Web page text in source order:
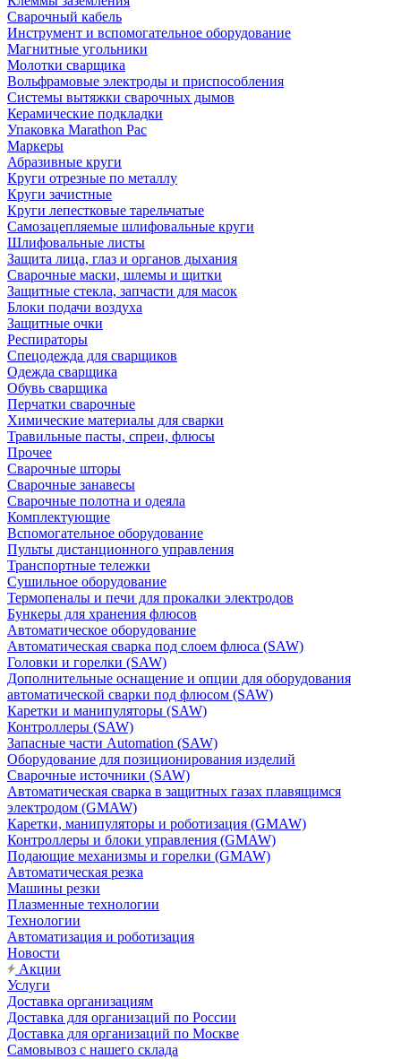
Сварочный кабель
Инструмент и вспомогательное оборудование
Магнитные угольники
Молотки сварщика
Вольфрамовые электроды и приспособления
Системы вытяжки сварочных дымов
Керамические подкладки
Упаковка Marathon Pac
Маркеры
Абразивные круги
Круги отрезные по металлу
Круги зачистные
Круги лепестковые тарельчатые
Самозацепляемые шлифовальные круги
Шлифовальные листы
Защита лица, глаз и органов дыхания
Сварочные маски, шлемы и щитки
Защитные стекла, запчасти для масок
Блоки подачи воздуха
Защитные очки
Респираторы
Спецодежда для сварщиков
Одежда сварщика
Обувь сварщика
Перчатки сварочные
Химические материалы для сварки
Травильные пасты, спреи, флюсы
Прочее
Сварочные шторы
Сварочные занавесы
Сварочные полотна и одеяла
Комплектующие
Вспомогательное оборудование
Пульты дистанционного управления
Транспортные тележки
Сушильное оборудование
Термопеналы и печи для прокалки электродов
Бункеры для хранения флюсов
Автоматическое оборудование
Автоматическая сварка под слоем флюса (SAW)
Головки и горелки (SAW)
Дополнительные оснащение и опции для оборудования
автоматической сварки под флюсом (SAW)
Каретки и манипуляторы (SAW)
Контроллеры (SAW)
Запасные части Automation (SAW)
Оборудование для позиционирования изделий
Сварочные источники (SAW)
Автоматическая сварка в защитных газах плавящимся
электродом (GMAW)
Каретки, манипуляторы и роботизация (GMAW)
Контроллеры и блоки управления (GMAW)
Подающие механизмы и горелки (GMAW)
Автоматическая резка
Машины резки
Плазменные технологии
Технологии
Автоматизация и роботизация
Новости
Акции
Услуги
Доставка организациям
Доставка для организаций по России
Доставка для организаций по Москве
Самовывоз с нашего склада